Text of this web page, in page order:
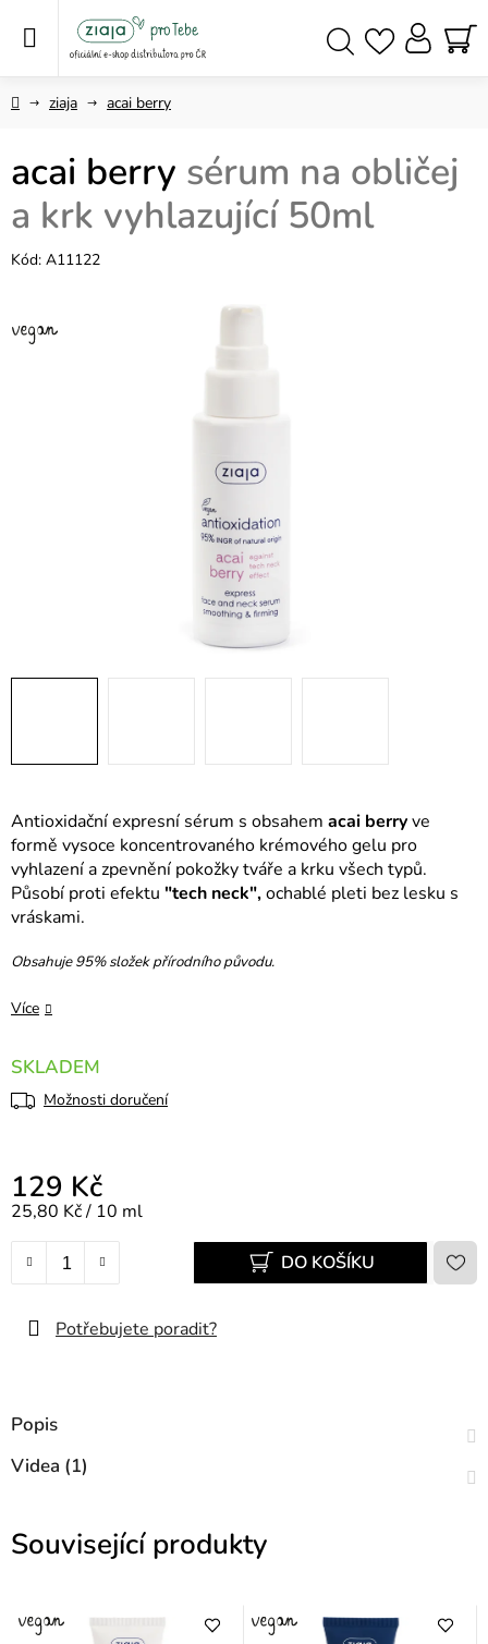
Domůziaja acai berry
Antioxidační expresní sérum s obsahem acai berryve
formě vysoce koncentrovaného krémového gelu pro
vyhlazení a zpevnění pokožky tváře a krku všech typů.
Působí proti efektu "tech neck",ochablé pleti bez lesku s
vráskami.
Obsahuje 95% složek přírodního původu.
Více
SKLADEM
Možnosti doručení
129 Kč
Měrná cena:
25,80 Kč / 10 ml
DO KOŠÍKU
Potřebujete poradit?
acai berry sérum na obličej
a krk vyhlazující 50ml
Kód: A11122
Popis
Videa (1)
Související produkty